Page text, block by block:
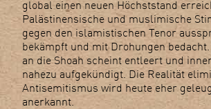
global einen neuen Höchststand
Palästinensische und muslimische
gegen den islamistischen Tenor
bekämpft und mit Drohungen bedacht.
an die Shoah scheint entleert und
nahezu aufgekündigt. Die Realität
Antisemitismus wird heute eher
anerkannt.